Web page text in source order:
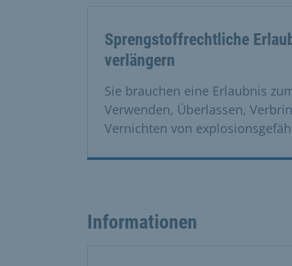
Sprengstoffrechtliche
verlängern
Sie brauchen eine Erlaubnis
Verwenden, Überlassen,
Vernichten von
Informationen